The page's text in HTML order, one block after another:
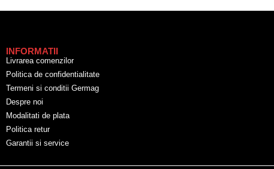
INFORMATII
Livrarea comenzilor
Politica de confidentialitate
Termeni si conditii Germag
Despre noi
Modalitati de plata
Politica retur
Garantii si service